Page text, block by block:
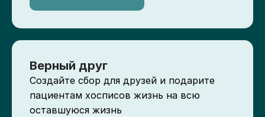
Верный друг
Создайте сбор для друзей и подарите
пациентам хосписов жизнь на всю
оставшуюся жизнь